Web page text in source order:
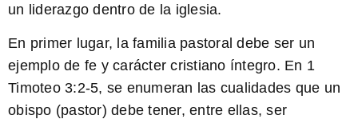
un liderazgo dentro de la iglesia.
En primer lugar, la familia pastoral debe ser un
ejemplo de fe y carácter cristiano íntegro. En 1
Timoteo 3:2-5, se enumeran las cualidades que un
obispo (pastor) debe tener, entre ellas, ser